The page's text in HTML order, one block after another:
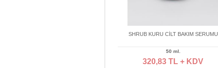
SHRUB KURU CİLT BAKIM SERUMU
50 ml.
320,83 TL + KDV